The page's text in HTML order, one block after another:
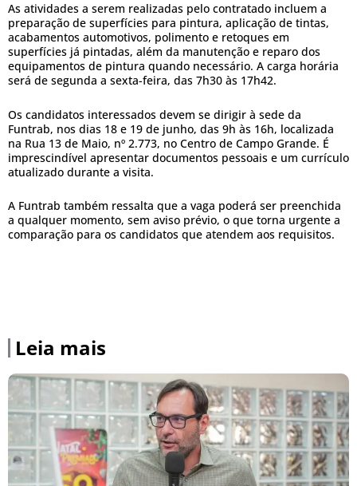
As atividades a serem realizadas pelo contratado incluem a
preparação de superfícies para pintura, aplicação de tintas,
acabamentos automotivos, polimento e retoques em
superfícies já pintadas, além da manutenção e reparo dos
equipamentos de pintura quando necessário. A carga horária
será de segunda a sexta-feira, das 7h30 às 17h42.
Os candidatos interessados devem se dirigir à sede da
Funtrab, nos dias 18 e 19 de junho, das 9h às 16h, localizada
na Rua 13 de Maio, nº 2.773, no Centro de Campo Grande. É
imprescindível apresentar documentos pessoais e um currículo
atualizado durante a visita.
A Funtrab também ressalta que a vaga poderá ser preenchida
a qualquer momento, sem aviso prévio, o que torna urgente a
comparação para os candidatos que atendem aos requisitos.
Leia mais